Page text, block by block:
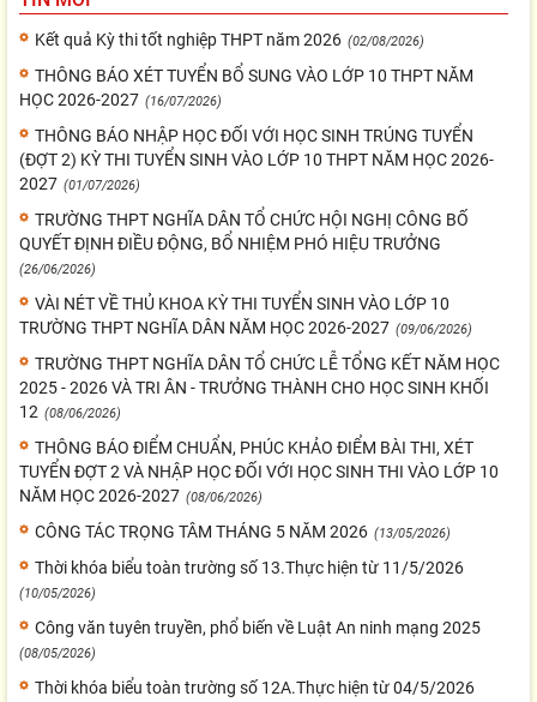
Kết quả Kỳ thi tốt nghiệp THPT năm 2026 (02/08/2026)
THÔNG BÁO XÉT TUYỂN BỔ SUNG VÀO LỚP 10 THPT NĂM
HỌC 2026-2027 (16/07/2026)
THÔNG BÁO NHẬP HỌC ĐỐI VỚI HỌC SINH TRÚNG TUYỂN
(ĐỢT 2) KỲ THI TUYỂN SINH VÀO LỚP 10 THPT NĂM HỌC 2026-
2027 (01/07/2026)
TRƯỜNG THPT NGHĨA DÂN TỔ CHỨC HỘI NGHỊ CÔNG BỐ
QUYẾT ĐỊNH ĐIỀU ĐỘNG, BỔ NHIỆM PHÓ HIỆU TRƯỞNG
(26/06/2026)
VÀI NÉT VỀ THỦ KHOA KỲ THI TUYỂN SINH VÀO LỚP 10
TRƯỜNG THPT NGHĨA DÂN NĂM HỌC 2026-2027 (09/06/2026)
TRƯỜNG THPT NGHĨA DÂN TỔ CHỨC LỄ TỔNG KẾT NĂM HỌC
2025 - 2026 VÀ TRI ÂN - TRƯỞNG THÀNH CHO HỌC SINH KHỐI
12 (08/06/2026)
THÔNG BÁO ĐIỂM CHUẨN, PHÚC KHẢO ĐIỂM BÀI THI, XÉT
TUYỂN ĐỢT 2 VÀ NHẬP HỌC ĐỐI VỚI HỌC SINH THI VÀO LỚP 10
NĂM HỌC 2026-2027 (08/06/2026)
CÔNG TÁC TRỌNG TÂM THÁNG 5 NĂM 2026 (13/05/2026)
Thời khóa biểu toàn trường số 13.Thực hiện từ 11/5/2026
(10/05/2026)
Công văn tuyên truyền, phổ biến về Luật An ninh mạng 2025
(08/05/2026)
Thời khóa biểu toàn trường số 12A.Thực hiện từ 04/5/2026